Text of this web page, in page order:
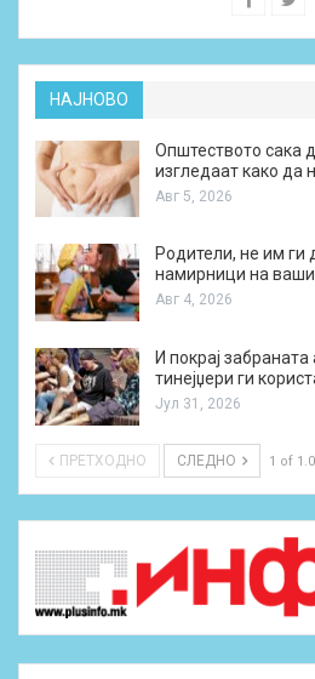
НАЈНОВО
Општеството сака
изгледаат како да
Авг 5, 2026
Родители, не им ги
намирници на
Авг 4, 2026
И покрај
тинејџери ги
Јул 31, 2026
ПРЕТХОДНО СЛЕДНО 1 of